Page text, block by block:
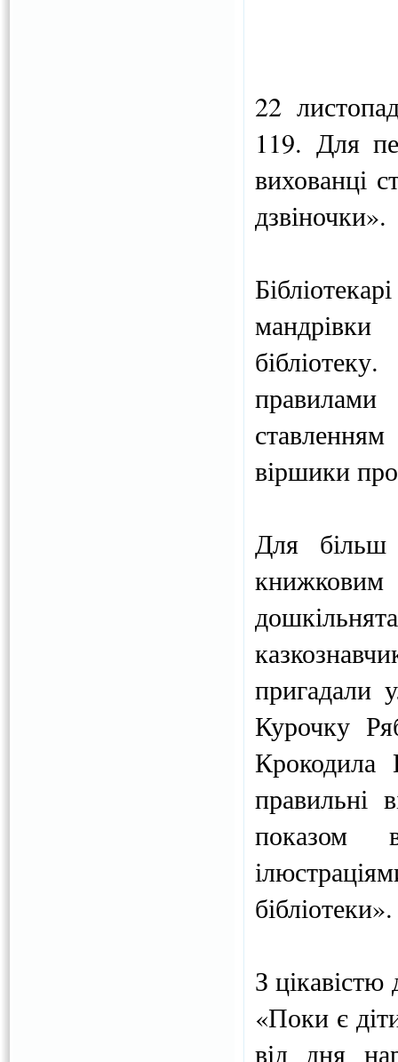
22
119. Для
вихованці
дзвіночки».
правилами
віршики
Для більш
пригадали
Курочку
Крокодила
правильні
показом
бібліотеки».
З
«Поки є
від дня